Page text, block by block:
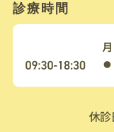
診療時間